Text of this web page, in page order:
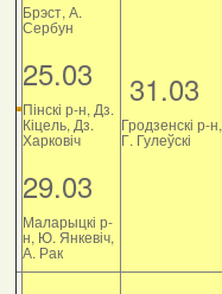
Брэст, А.
Сербун
25.03
Пінскі р-н, Дз.
Кіцель, Дз.
Харковіч
29.03
Маларыцкі р-
н, Ю. Янкевіч,
А. Рак
31.03
Гродзенскі р-н,
Г. Гулеўскі